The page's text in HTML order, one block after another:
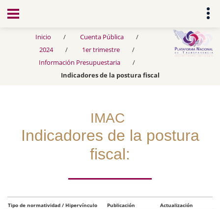
Transparencia
Inicio
Cuenta Pública
2024
1er trimestre
Información Presupuestaria
Indicadores de la postura fiscal
IMAC
Indicadores de la postura
fiscal:
Tipo de normatividad / Hipervínculo Publicación Actualización